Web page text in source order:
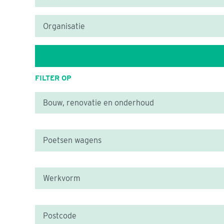
FILTER OP